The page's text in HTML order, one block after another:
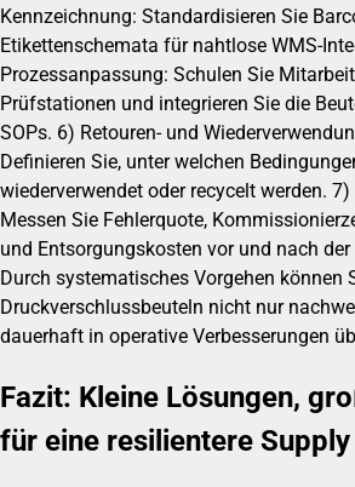
Kennzeichnung: Standardisieren Sie
Etikettenschemata für nahtlose WMS-
Prozessanpassung: Schulen Sie
Prüfstationen und integrieren Sie die
SOPs. 6) Retouren- und
Definieren Sie, unter welchen
wiederverwendet oder recycelt werden.
Messen Sie Fehlerquote,
und Entsorgungskosten vor und nach
Durch systematisches Vorgehen können
Druckverschlussbeuteln nicht nur
dauerhaft in operative Verbesserungen
Fazit: Kleine Lösungen,
für eine resilientere Supply